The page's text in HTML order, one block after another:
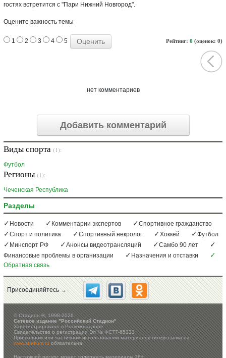
гостях встретится с "Пари Нижний Новгород".
Оцените важность темы
Рейтинг: 0 (оценок: 0)
1 2 3 4 5
нет комментариев
Добавить комментарий
Виды спорта (1):
Футбол
Регионы (1):
Чеченская Республика
Разделы
Новости Комментарии экспертов
Спортивное гражданство
Спорт и политика
Спортивный некролог Хоккей
Футбол
Минспорт РФ
Анонсы видеотрансляций
Самбо 90 лет
Финансовые проблемы в организации
Назначения и отставки
Обратная связь
Присоединяйтесь →
©Стадион ®, 1998-2026
Сетевое издание "Российский Стадион"
Зарегистрировано в Роскомнадзоре
Свидетельство о регистрации Эл № ФС77-65333
При полном или частичном использовании материалов гиперссылка на
www.stadium.ruобязательна
Настоящий ресурс может содержать материалы 16+